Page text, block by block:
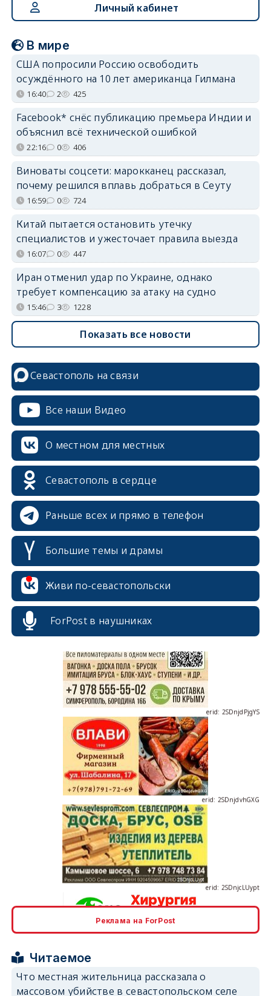
Личный кабинет
В мире
США попросили Россию освободить
осуждённого на 10 лет американца Гилмана
16:40 2 425
Facebook* снёс публикацию премьера Индии и
объяснил всё технической ошибкой
22:16 0 406
Виноваты соцсети: марокканец рассказал,
почему решился вплавь добраться в Сеуту
16:59 0 724
Китай пытается остановить утечку
специалистов и ужесточает правила выезда
16:07 0 447
Иран отменил удар по Украине, однако
требует компенсацию за атаку на судно
15:46 3 1228
Показать все новости
Севастополь на связи
Все наши Видео
О местном для местных
Севастополь в сердце
Раньше всех и прямо в телефон
Большие темы и драмы
Живи по-севастопольски
ForPost в наушниках
erid: 2SDnjdPjgYS
erid: 2SDnjdvhGXG
Реклама на ForPost
Читаемое
Что местная жительница рассказала о
массовом убийстве в севастопольском селе